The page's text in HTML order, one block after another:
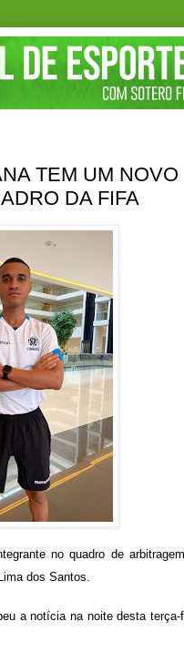
TEM UM NOVO
DA FIFA
no quadro de
dos Santos.
a notícia na noite desta terça-